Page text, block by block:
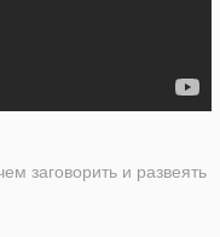
заговорить и развеять